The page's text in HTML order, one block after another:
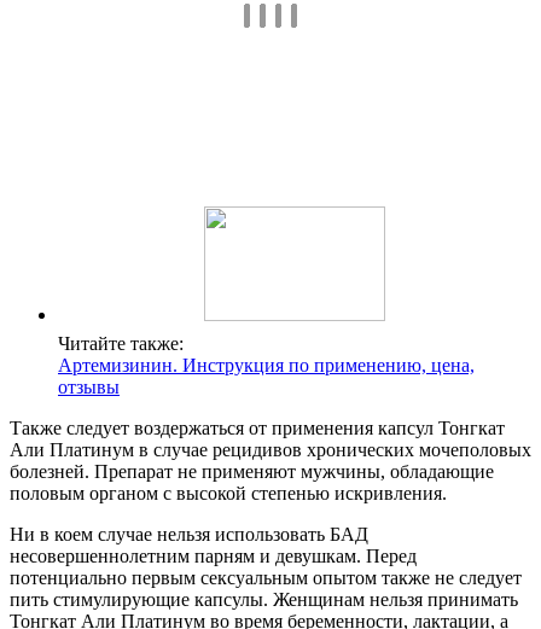
Читайте также:
Артемизинин. Инструкция по применению, цена,
отзывы
Также следует воздержаться от применения капсул Тонгкат
Али Платинум в случае рецидивов хронических мочеполовых
болезней. Препарат не применяют мужчины, обладающие
половым органом с высокой степенью искривления.
Ни в коем случае нельзя использовать БАД
несовершеннолетним парням и девушкам. Перед
потенциально первым сексуальным опытом также не следует
пить стимулирующие капсулы. Женщинам нельзя принимать
Тонгкат Али Платинум во время беременности, лактации, а